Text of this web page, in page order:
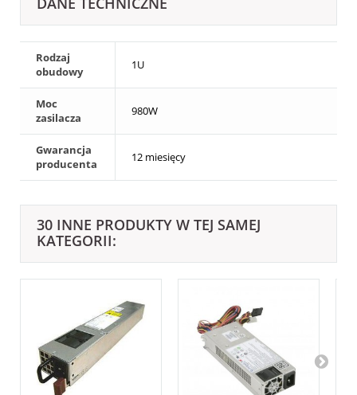
Rodzaj
obudowy
1U
Moc
zasilacza
980W
Gwarancja
producenta
12 miesięcy
30 INNE PRODUKTY W TEJ SAMEJ
KATEGORII: